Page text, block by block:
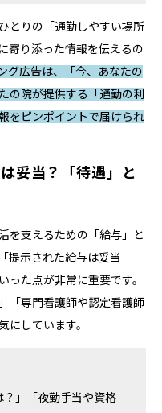
とりの「通勤しやすい場所
寄り添った情報を伝えるの
グ広告は、「今、あなたの
の院が提供する「通勤の利
をピンポイントで届けられ
妥当？「待遇」と
を支えるための「給与」と
提示された給与は妥当
った点が非常に重要です。
「専門看護師や認定看護師
にしています。
？」「夜勤手当や資格